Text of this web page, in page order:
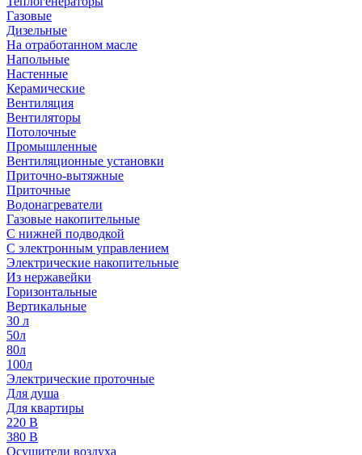
Газовые
Дизельные
На отработанном масле
Напольные
Настенные
Керамические
Вентиляция
Вентиляторы
Потолочные
Промышленные
Вентиляционные установки
Приточно-вытяжные
Приточные
Водонагреватели
Газовые накопительные
С нижней подводкой
С электронным управлением
Электрические накопительные
Из нержавейки
Горизонтальные
Вертикальные
30 л
50л
80л
100л
Электрические проточные
Для душа
Для квартиры
220 В
380 В
Осушители воздуха